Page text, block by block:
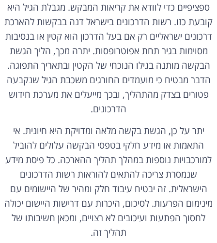
ספציפיים כדי לוודא את קריאות המבקש. מגבלת הגיל היא
קובעת כזו. רשות הדרכונים בישראל דנה בבקשות להארכת
דרכונים ישראליים רק אם בעל הדרכון הוא קטין או בנסיבות
מסוימות בגיר תחת אפוטרופסות. יתרה מכך, הליך הגשת
הבקשה מותנה בגילו הנוכחי של הקטין ובתאריך התפוגה.
הדבר מבטיח כי מועמדים החורגים משכבת הגיל שנקבעה
פטורים בצדק מהתהליך, ובכך מייעלים את מערכת חידוש
הדרכונים.
יתר על כן, הגשת בקשה מלאה ומדויקת היא חיונית. אי
התאמות או מידע חלקי בטפסי הבקשה עלולים להוביל
למורכבויות נוספות במהלך תהליך ההארכה. כל פיסת מידע
שנמסרת צריכה להתאים להוראות רשות הדרכונים
הישראלית. זה יבטיח עיבוד חלק ומהיר של היישומים עם
מינימום הפרעות. לסיכום, היכרות עם דרישות היישום יכולה
לחסוך הפתעות ועיכובים לא רצויים, ומכאן חשיבותו של
תהליך זה.